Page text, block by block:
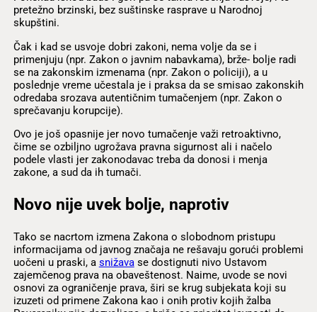
pretežno brzinski, bez suštinske rasprave u Narodnoj
skupštini.
Čak i kad se usvoje dobri zakoni, nema volje da se i
primenjuju (npr. Zakon o javnim nabavkama), brže- bolje radi
se na zakonskim izmenama (npr. Zakon o policiji), a u
poslednje vreme učestala je i praksa da se smisao zakonskih
odredaba srozava autentičnim tumačenjem (npr. Zakon o
sprečavanju korupcije).
Ovo je još opasnije jer novo tumačenje važi retroaktivno,
čime se ozbiljno ugrožava pravna sigurnost ali i načelo
podele vlasti jer zakonodavac treba da donosi i menja
zakone, a sud da ih tumači.
Novo nije uvek bolje, naprotiv
Tako se nacrtom izmena Zakona o slobodnom pristupu
informacijama od javnog značaja ne rešavaju gorući problemi
uočeni u praski, a snižavase dostignuti nivo Ustavom
zajemčenog prava na obaveštenost. Naime, uvode se novi
osnovi za ograničenje prava, širi se krug subjekata koji su
izuzeti od primene Zakona kao i onih protiv kojih žalba